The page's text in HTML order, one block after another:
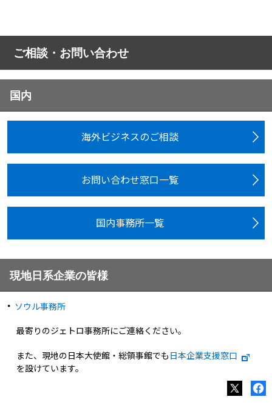
ご相談・お問い合わせ
国内
海外ビジネスのご相談
お問い合わせ窓口一覧
国内事務所一覧
現地日系企業の皆様
ソウル事務所
最寄りのジェトロ事務所にご連絡ください。
また、現地の日本大使館・総領事館でも 日本企業支援窓口
を設けています。